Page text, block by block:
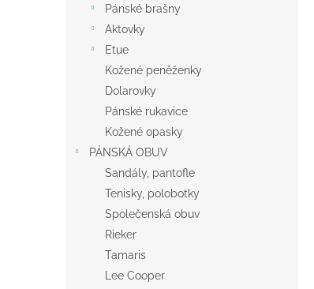
Pánské brašny
Aktovky
Etue
Kožené peněženky
Dolarovky
Pánské rukavice
Kožené opasky
PÁNSKÁ OBUV
Sandály, pantofle
Tenisky, polobotky
Společenská obuv
Rieker
Tamaris
Lee Cooper